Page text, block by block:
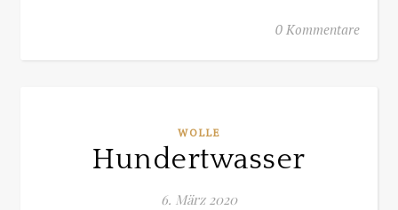
0 Kommentare
WOLLE
Hundertwasser
6. März 2020